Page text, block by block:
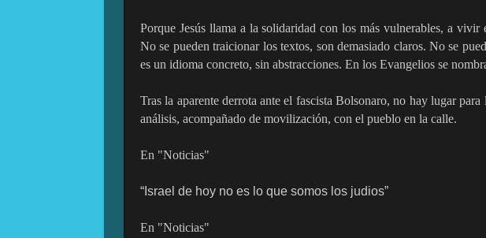
Porque Jesús llama a la solidaridad con los más vulnerables, a vivir
No se pueden traicionar los textos, son demasiado claros. No se
es un idioma concreto, sin abstracciones. En los Evangelios se
Tras la aparente derrota ante el fascista Bolsonaro, no hay lugar
análisis, acompañado de movilización, con el pueblo en la calle.
En "Noticias"
“Israel de hoy no es lo que somos los judios”
En "Noticias"